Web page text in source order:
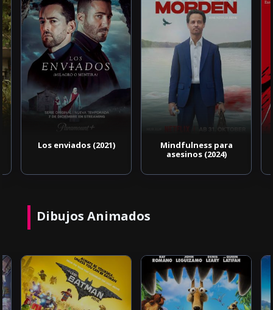
Los enviados (2021)
Mindfulness para
asesinos (2024)
Dibujos Animados